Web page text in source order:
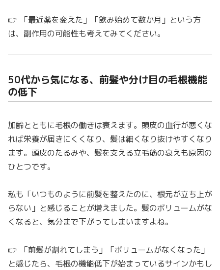
👉 「最近薬を変えた」「飲み始めて数か月」という方
は、副作用の可能性も考えてみてください。
50代から気になる、前髪や分け目の毛根機能
の低下
加齢とともに毛根の働きは衰えます。頭皮の血行が悪くな
れば栄養が届きにくくなり、髪は細くなり抜けやすくなり
ます。頭皮のたるみや、髪を支える立毛筋の衰えも原因の
ひとつです。
私も「いつものように前髪を整えたのに、根元が立ち上が
らない」と感じることが増えました。髪のボリュームがな
くなると、気分まで下がってしまいますよね。
👉 「前髪が割れてしまう」「ボリュームがなくなった」
と感じたら、毛根の機能低下が始まっているサインかもし